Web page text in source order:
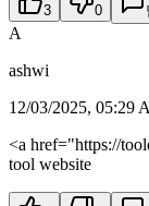
3 0
A
ashwi
12/03/2025, 05:29
<a href="https://
tool website